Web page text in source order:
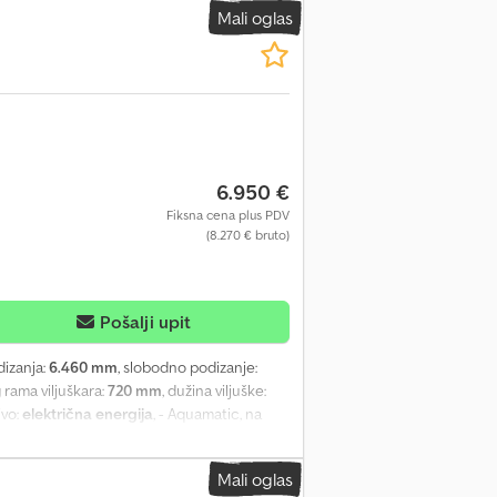
Mali oglas
6.950 €
Fiksna cena plus PDV
(8.270 € bruto)
Pošalji upit
6.460 mm, slobodno podizanje:
viljuškara:720 mm, dužina viljuške:
električna energija, - Aquamatic, na
upravljača podesiv po visini - Kontrola
zuba - Dva pedala - Centralna i
Mali oglas